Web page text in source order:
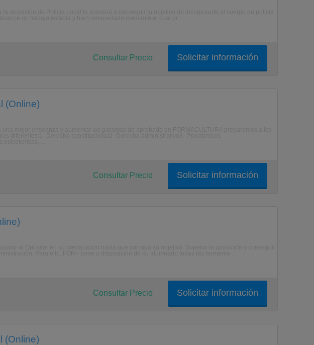
Solicitar información
Consultar Precio
(Online)
Solicitar información
Consultar Precio
Solicitar información
Consultar Precio
(Online)